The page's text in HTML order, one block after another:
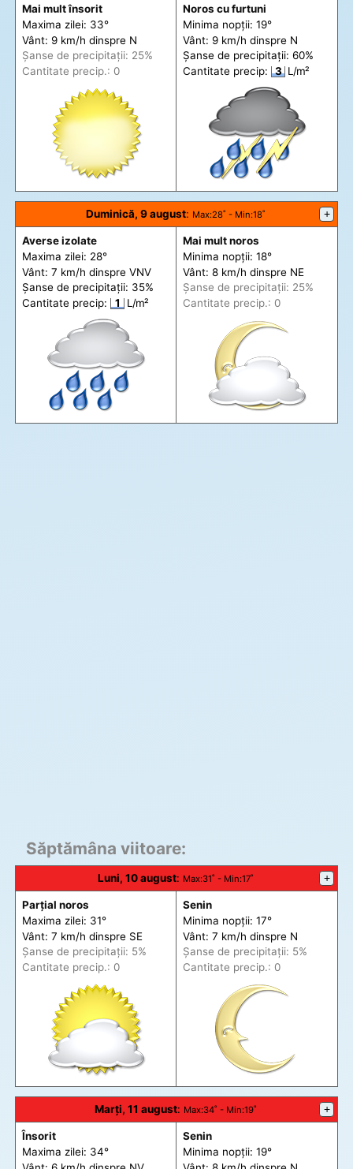
Mai mult însorit
Maxima zilei: 33°
Vânt: 9 km/h dinspre N
Șanse de precipitații: 25%
Cantitate precip.: 0
Noros cu furtuni
Minima nopții: 19°
Vânt: 9 km/h dinspre N
Șanse de precipitații: 60%
Cantitate precip:
3 L/m²
Duminică, 9 august: Max:28˚ - Min:18˚ +
Averse izolate
Maxima zilei: 28°
Vânt: 7 km/h dinspre VNV
Șanse de precipitații: 35%
Cantitate precip:
1 L/m²
Mai mult noros
Minima nopții: 18°
Vânt: 8 km/h dinspre NE
Șanse de precipitații: 25%
Cantitate precip.: 0
Săptămâna viitoare:
Luni, 10 august: Max:31˚ - Min:17˚ +
Parțial noros
Maxima zilei: 31°
Vânt: 7 km/h dinspre SE
Șanse de precipitații: 5%
Cantitate precip.: 0
Senin
Minima nopții: 17°
Vânt: 7 km/h dinspre N
Șanse de precipitații: 5%
Cantitate precip.: 0
Marți, 11 august: Max:34˚ - Min:19˚ +
Însorit
Maxima zilei: 34°
Senin
Minima nopții: 19°